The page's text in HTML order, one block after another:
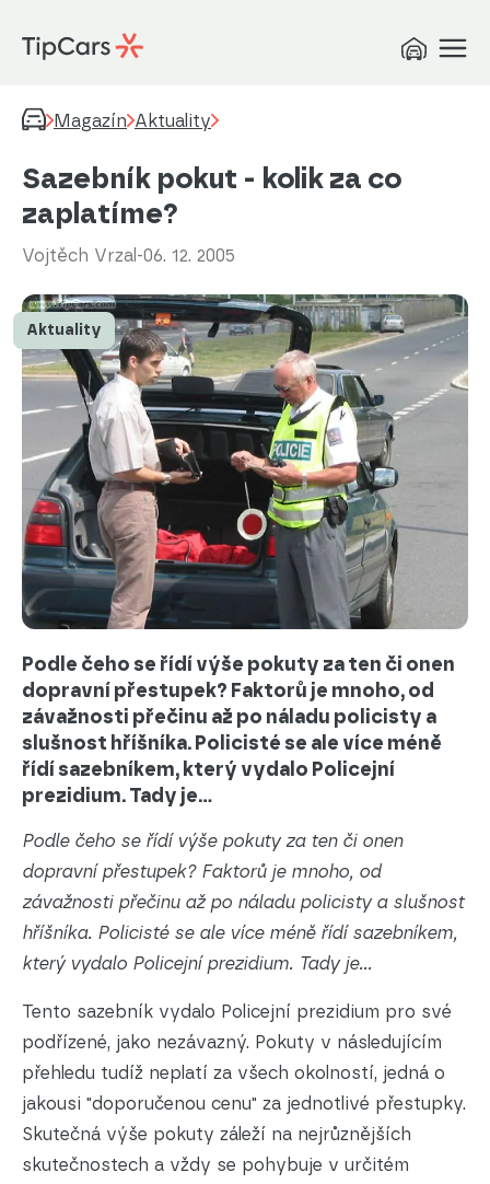
Magazín Aktuality
Sazebník pokut - kolik za co
zaplatíme?
Vojtěch Vrzal -06. 12. 2005
Aktuality
Podle čeho se řídí výše pokuty za ten či onen
dopravní přestupek? Faktorů je mnoho, od
závažnosti přečinu až po náladu policisty a
slušnost hříšníka. Policisté se ale více méně
řídí sazebníkem, který vydalo Policejní
prezidium. Tady je...
Podle čeho se řídí výše pokuty za ten či onen
dopravní přestupek? Faktorů je mnoho, od
závažnosti přečinu až po náladu policisty a slušnost
hříšníka. Policisté se ale více méně řídí sazebníkem,
který vydalo Policejní prezidium. Tady je...
Tento sazebník vydalo Policejní prezidium pro své
podřízené, jako nezávazný. Pokuty v následujícím
přehledu tudíž neplatí za všech okolností, jedná o
jakousi "doporučenou cenu" za jednotlivé přestupky.
Skutečná výše pokuty záleží na nejrůznějších
skutečnostech a vždy se pohybuje v určitém